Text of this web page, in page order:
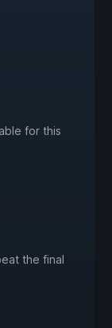
for this
the final